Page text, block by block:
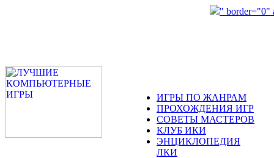
" border="0"
ИГРЫ ПО ЖАНРАМ
ПРОХОЖДЕНИЯ ИГР
СОВЕТЫ МАСТЕРОВ
КЛУБ ИКИ
ЭНЦИКЛОПЕДИЯ
ЛКИ